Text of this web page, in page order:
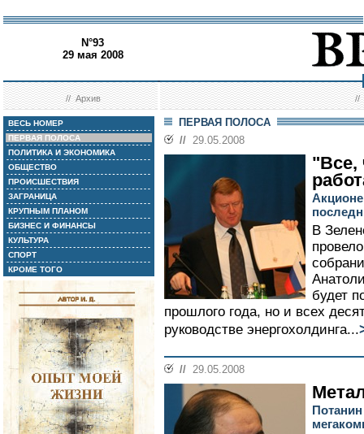
N°93
29 мая 2008
//Архив //
ВЕСЬ НОМЕР
ПЕРВАЯ ПОЛОСА
ПОЛИТИКА И ЭКОНОМИКА
ОБЩЕСТВО
ПРОИСШЕСТВИЯ
ЗАГРАНИЦА
КРУПНЫМ ПЛАНОМ
БИЗНЕС И ФИНАНСЫ
КУЛЬТУРА
СПОРТ
КРОМЕ ТОГО
ПЕРВАЯ ПОЛОСА
// 29.05.2008
"Все,
В
будет
прошлого года, но и всех
руководстве энергохолдинга...
// 29.05.2008